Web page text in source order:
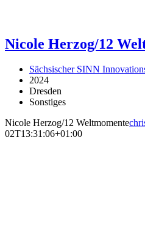
Nicole Herzog/12
Sächsischer SINN
2024
Dresden
Sonstiges
Nicole Herzog/12 Weltmomente
02T13:31:06+01:00